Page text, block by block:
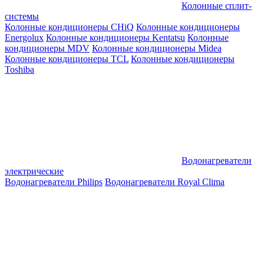
Колонные сплит-
системы
Колонные кондиционеры CHiQ Колонные кондиционеры
Energolux Колонные кондиционеры Kentatsu Колонные
кондиционеры MDV Колонные кондиционеры Midea
Колонные кондиционеры TCL Колонные кондиционеры
Toshiba
Водонагреватели
электрические
Водонагреватели Philips Водонагреватели Royal Clima